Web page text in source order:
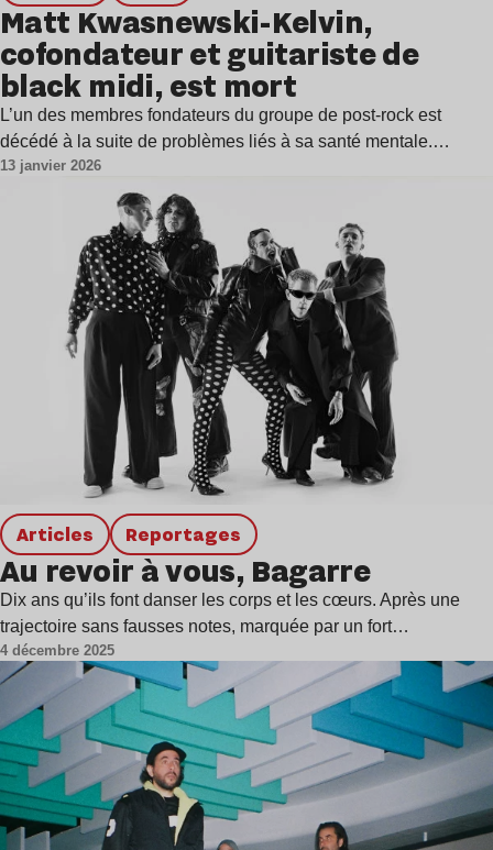
Matt Kwasnewski-Kelvin,
cofondateur et guitariste de
black midi, est mort
L’un des membres fondateurs du groupe de post-rock est
décédé à la suite de problèmes liés à sa santé mentale.…
13 janvier 2026
Articles Reportages
Au revoir à vous, Bagarre
Dix ans qu’ils font danser les corps et les cœurs. Après une
trajectoire sans fausses notes, marquée par un fort…
4 décembre 2025